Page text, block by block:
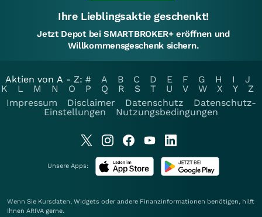
Ihre Lieblingsaktie geschenkt!
Jetzt Depot bei SMARTBROKER+ eröffnen und
Willkommensgeschenk sichern.
Aktien von A - Z: # A B C D E F G H I
J
K
L M N O P Q R S T U V W X Y
Z
Impressum
Disclaimer Datenschutz
Datenschutz-
Einstellungen
Nutzungsbedingungen
Unsere Apps:
Wenn Sie Kursdaten, Widgets oder andere Finanzinformationen benötigen, hilft
Ihnen ARIVA gerne.